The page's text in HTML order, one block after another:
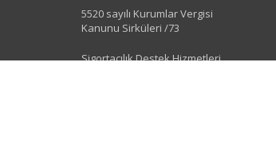
5520 sayılı Kurumlar Vergisi
Kanunu Sirküleri /73
Sigortacılık Destek Hizmetleri